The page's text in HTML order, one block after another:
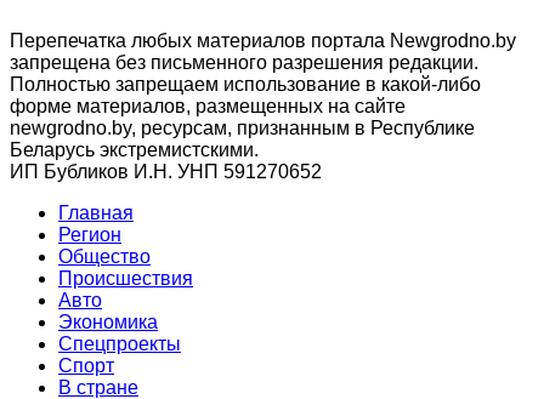
Перепечатка любых материалов портала Newgrodno.by
запрещена без письменного разрешения редакции.
Полностью запрещаем использование в какой-либо
форме материалов, размещенных на сайте
newgrodno.by, ресурсам, признанным в Республике
Беларусь экстремистскими.
ИП Бубликов И.Н. УНП 591270652
Главная
Регион
Общество
Происшествия
Авто
Экономика
Спецпроекты
Cпорт
В стране